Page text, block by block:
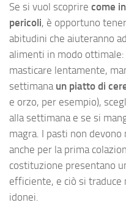
Se si vuol scoprire come
pericoli, è opportuno
abitudini che aiuteranno
alimenti in modo
masticare lentamente,
settimana un piatto di
e orzo, per esempio),
alla settimana e se si
magra. I pasti non
anche per la prima
costituzione presentano
efficiente, e ciò si
idonei.